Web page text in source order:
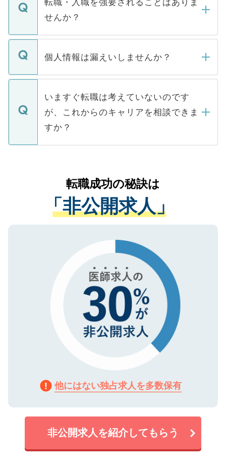
けない「非公開求人」です。非公開求人は
下記の理由によって、一般には公開してい
ません。
■応募殺到を避けるため 人気のある医療機
関を公にしてしまうと、応募が殺到する場
に、医療機関が求める条件に合った人材の
みを人材紹介会社に依頼するケースが増え
ています。
転職・入職を強要されることはありま
せんか？
転職・入職を強要することは一切ありませ
ん。また、仮に応募先から内定をいただい
定を承諾する必要はありません。内定先へ
の辞退の連絡はキャリアパートナーが行い
個人情報は漏えいしませんか？
個人情報が漏えいすることはありませんの
で、ご安心ください。当サイトからの登録
などで収集したご登録者様の個人情報は、
ご本人のキャリアアップおよび転職活動の
支援を目的に使用いたします。お預かりし
ているすべての個人データはご本人の許可
は、個人情報の取り扱いについての厳密な
管理基準を満たした事業者のみに付与され
る、プライバシーマークを取得済みです。
で、機密保持に関してもご安心ください。
いますぐ転職は考えていないのです
が、これからのキャリアを相談できま
すか？
かがいして、現在の医療機関の状況や紹介
経験をまじえながら、適切なアドバイスを
させていただきます。すぐにご転職をされ
ない方には、長期的なサポートが可能です
ので、まずはご登録ください。
転職成功の秘訣は
「非公開求人」
他にはない独占求人を多数保有
非公開求人を紹介してもらう